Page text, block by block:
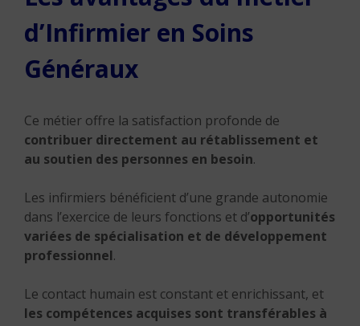
d’Infirmier en Soins
Généraux
Ce métier offre la satisfaction profonde de
contribuer directement au rétablissement et
au soutien des personnes en besoin.
Les infirmiers bénéficient d’une grande autonomie
dans l’exercice de leurs fonctions et d’opportunités
variées de spécialisation et de développement
professionnel.
Le contact humain est constant et enrichissant, et
les compétences acquises sont transférables à